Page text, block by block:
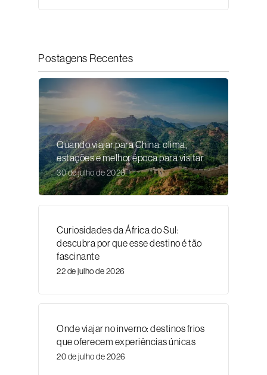
Postagens Recentes
Quando viajar para China: clima,
estações e melhor época para visitar
30 de julho de 2026
Curiosidades da África do Sul:
descubra por que esse destino é tão
fascinante
22 de julho de 2026
Onde viajar no inverno: destinos frios
que oferecem experiências únicas
20 de julho de 2026